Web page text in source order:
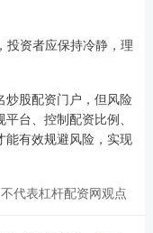
投资者应保持冷静，理
炒股配资门户，但风险
台、控制配资比例、
能有效规避风险，实现
代表杠杆配资网观点